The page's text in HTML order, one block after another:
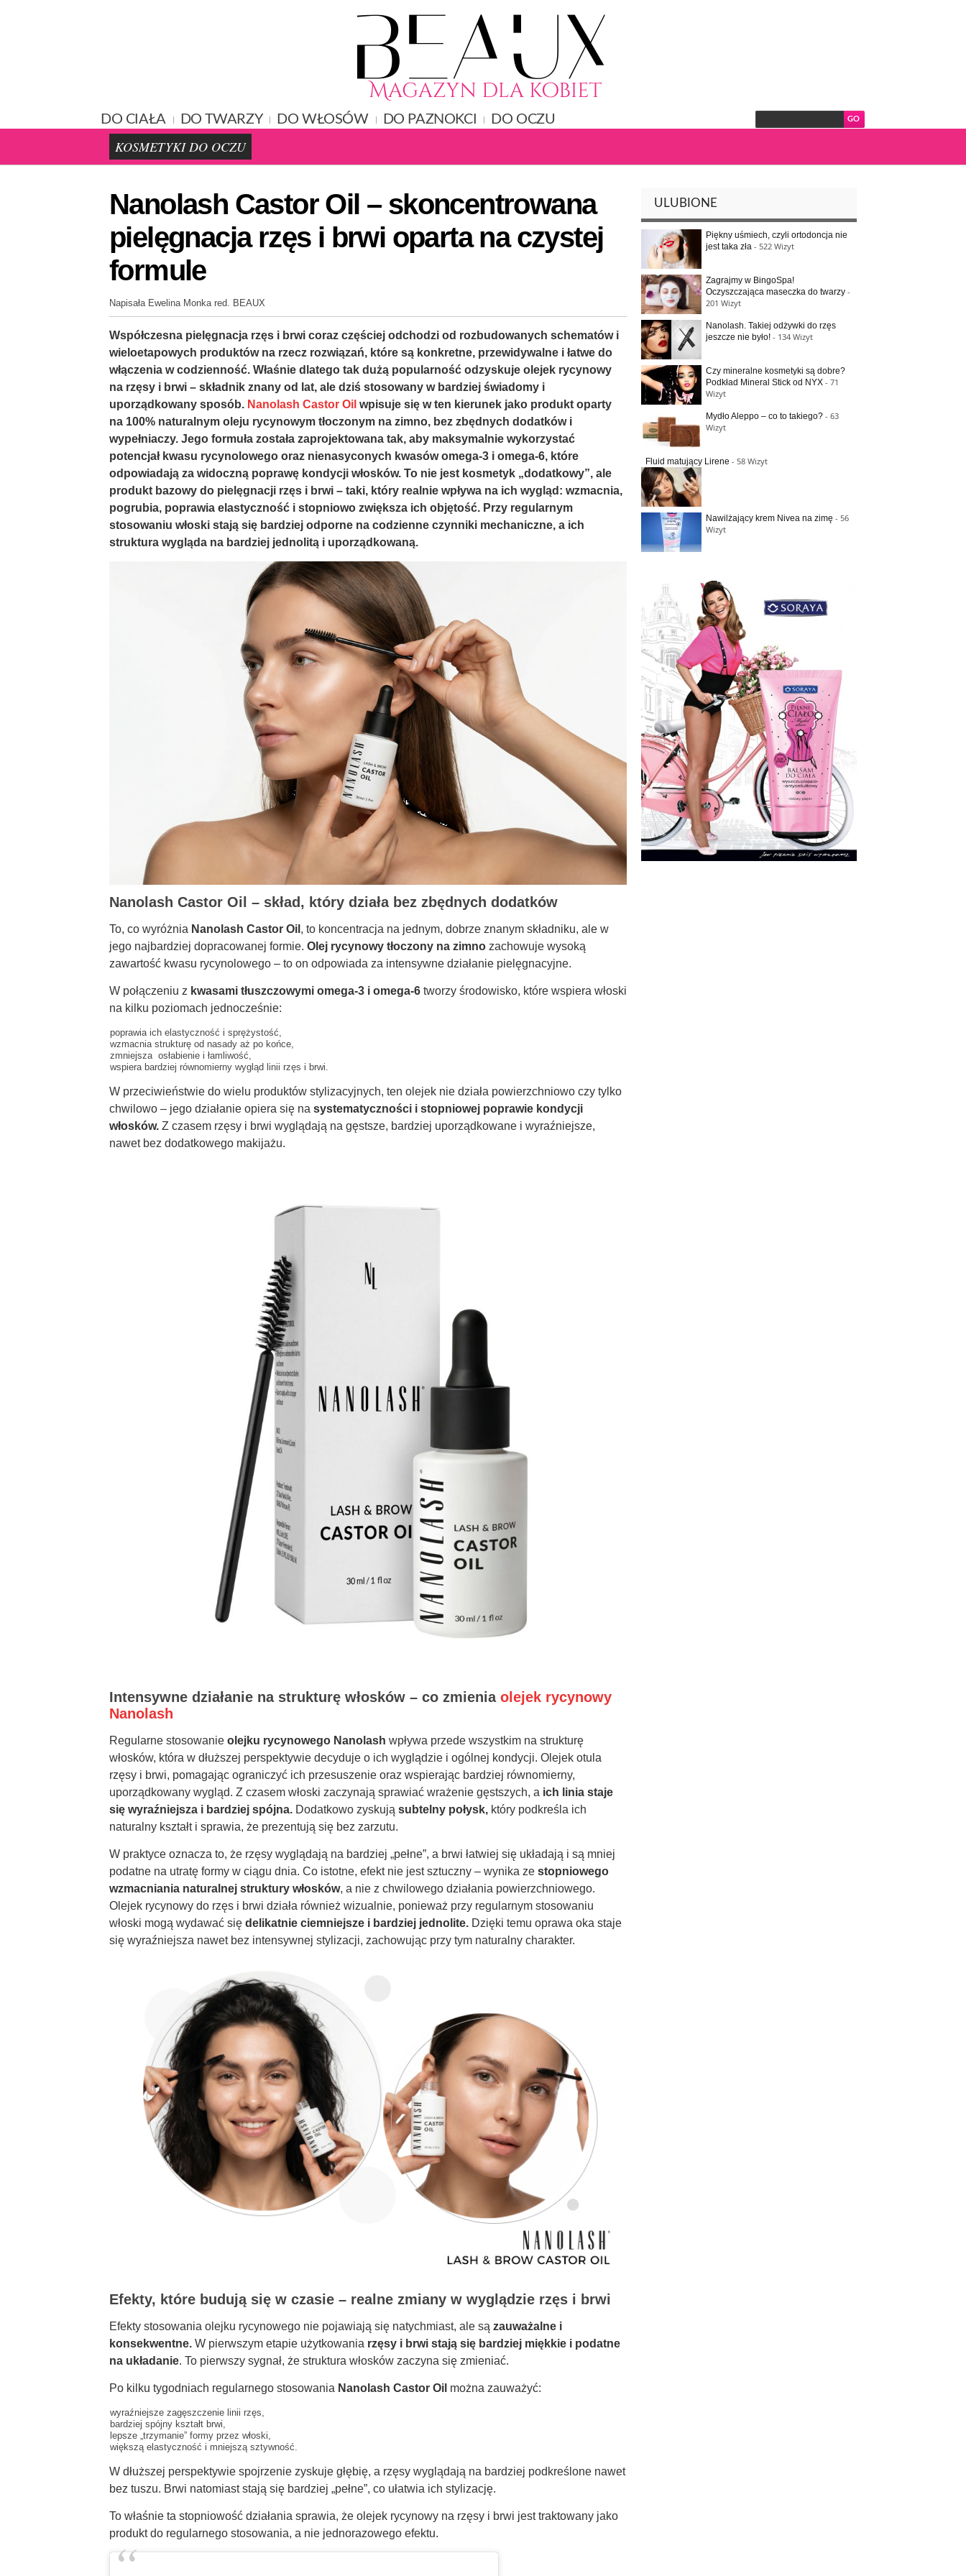
DO CIAŁA DO TWARZY DO WŁOSÓW DO PAZNOKCI DO OCZU
KOSMETYKI DO OCZU
Nanolash Castor Oil – skoncentrowana
pielęgnacja rzęs i brwi oparta na czystej
formule
Napisała Ewelina Monka red. BEAUX
Współczesna pielęgnacja rzęs i brwi coraz częściej odchodzi od rozbudowanych schematów i
wieloetapowych produktów na rzecz rozwiązań, które są konkretne, przewidywalne i łatwe do
włączenia w codzienność. Właśnie dlatego tak dużą popularność odzyskuje olejek rycynowy
na rzęsy i brwi – składnik znany od lat, ale dziś stosowany w bardziej świadomy i
uporządkowany sposób. Nanolash Castor Oil wpisuje się w ten kierunek jako produkt oparty
na 100% naturalnym oleju rycynowym tłoczonym na zimno, bez zbędnych dodatków i
wypełniaczy. Jego formuła została zaprojektowana tak, aby maksymalnie wykorzystać
potencjał kwasu rycynolowego oraz nienasyconych kwasów omega-3 i omega-6, które
odpowiadają za widoczną poprawę kondycji włosków. To nie jest kosmetyk „dodatkowy”, ale
produkt bazowy do pielęgnacji rzęs i brwi – taki, który realnie wpływa na ich wygląd: wzmacnia,
pogrubia, poprawia elastyczność i stopniowo zwiększa ich objętość. Przy regularnym
stosowaniu włoski stają się bardziej odporne na codzienne czynniki mechaniczne, a ich
struktura wygląda na bardziej jednolitą i uporządkowaną.
Nanolash Castor Oil – skład, który działa bez zbędnych dodatków
To, co wyróżnia Nanolash Castor Oil , to koncentracja na jednym, dobrze znanym składniku, ale w
jego najbardziej dopracowanej formie. Olej rycynowy tłoczony na zimno zachowuje wysoką
zawartość kwasu rycynolowego – to on odpowiada za intensywne działanie pielęgnacyjne.
W połączeniu z kwasami tłuszczowymi omega-3 i omega-6 tworzy środowisko, które wspiera włoski
na kilku poziomach jednocześnie:
poprawia ich elastyczność i sprężystość,
wzmacnia strukturę od nasady aż po końce,
zmniejsza osłabienie i łamliwość,
wspiera bardziej równomierny wygląd linii rzęs i brwi.
W przeciwieństwie do wielu produktów stylizacyjnych, ten olejek nie działa powierzchniowo czy tylko
chwilowo – jego działanie opiera się na systematyczności i stopniowej poprawie kondycji
włosków. Z czasem rzęsy i brwi wyglądają na gęstsze, bardziej uporządkowane i wyraźniejsze,
nawet bez dodatkowego makijażu.
Intensywne działanie na strukturę włosków – co zmienia olejek rycynowy
Nanolash
Regularne stosowanie olejku rycynowego Nanolash wpływa przede wszystkim na strukturę
włosków, która w dłuższej perspektywie decyduje o ich wyglądzie i ogólnej kondycji. Olejek otula
rzęsy i brwi, pomagając ograniczyć ich przesuszenie oraz wspierając bardziej równomierny,
uporządkowany wygląd. Z czasem włoski zaczynają sprawiać wrażenie gęstszych, a ich linia staje
się wyraźniejsza i bardziej spójna. Dodatkowo zyskują subtelny połysk, który podkreśla ich
naturalny kształt i sprawia, że prezentują się bez zarzutu.
W praktyce oznacza to, że rzęsy wyglądają na bardziej „pełne”, a brwi łatwiej się układają i są mniej
podatne na utratę formy w ciągu dnia. Co istotne, efekt nie jest sztuczny – wynika ze stopniowego
wzmacniania naturalnej struktury włosków, a nie z chwilowego działania powierzchniowego.
Olejek rycynowy do rzęs i brwi działa również wizualnie, ponieważ przy regularnym stosowaniu
włoski mogą wydawać się delikatnie ciemniejsze i bardziej jednolite. Dzięki temu oprawa oka staje
się wyraźniejsza nawet bez intensywnej stylizacji, zachowując przy tym naturalny charakter.
Efekty, które budują się w czasie – realne zmiany w wyglądzie rzęs i brwi
Efekty stosowania olejku rycynowego nie pojawiają się natychmiast, ale są zauważalne i
konsekwentne. W pierwszym etapie użytkowania rzęsy i brwi stają się bardziej miękkie i podatne
na układanie. To pierwszy sygnał, że struktura włosków zaczyna się zmieniać.
Po kilku tygodniach regularnego stosowania Nanolash Castor Oil można zauważyć:
wyraźniejsze zagęszczenie linii rzęs,
bardziej spójny kształt brwi,
lepsze „trzymanie” formy przez włoski,
większą elastyczność i mniejszą sztywność.
W dłuższej perspektywie spojrzenie zyskuje głębię, a rzęsy wyglądają na bardziej podkreślone nawet
bez tuszu. Brwi natomiast stają się bardziej „pełne”, co ułatwia ich stylizację.
To właśnie ta stopniowość działania sprawia, że olejek rycynowy na rzęsy i brwi jest traktowany jako
produkt do regularnego stosowania, a nie jednorazowego efektu.
ULUBIONE
Piękny uśmiech, czyli ortodoncja nie
jest taka zła - 522 Wizyt
Zagrajmy w BingoSpa!
Oczyszczająca maseczka do twarzy -
201 Wizyt
Nanolash. Takiej odżywki do rzęs
jeszcze nie było! - 134 Wizyt
Czy mineralne kosmetyki są dobre?
Podkład Mineral Stick od NYX - 71
Wizyt
Mydło Aleppo – co to takiego? - 63
Wizyt
Fluid matujący Lirene - 58 Wizyt
Nawilżający krem Nivea na zimę - 56
Wizyt